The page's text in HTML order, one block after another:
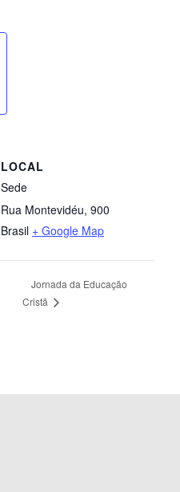
LOCAL
Sede
Rua Montevidéu, 900
Brasil + Google Map
Jornada da Educação
Cristã